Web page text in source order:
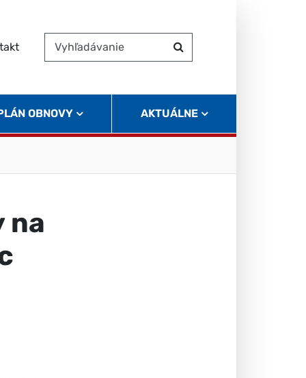
Vyhľadávanie
Hľadať
OBNOVY AKTUÁLNE
na